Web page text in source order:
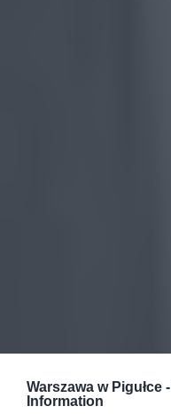
Warszawa w Pigułce -
Information